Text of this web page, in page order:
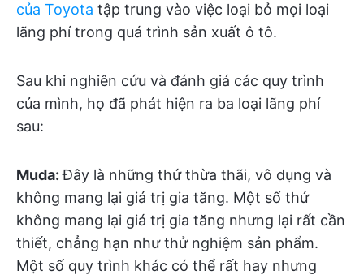
của Toyota tập trung vào việc loại bỏ mọi loại
lãng phí trong quá trình sản xuất ô tô.
Sau khi nghiên cứu và đánh giá các quy trình
của mình, họ đã phát hiện ra ba loại lãng phí
sau:
Muda:Đây là những thứ thừa thãi, vô dụng và
không mang lại giá trị gia tăng. Một số thứ
không mang lại giá trị gia tăng nhưng lại rất cần
thiết, chẳng hạn như thử nghiệm sản phẩm.
Một số quy trình khác có thể rất hay nhưng